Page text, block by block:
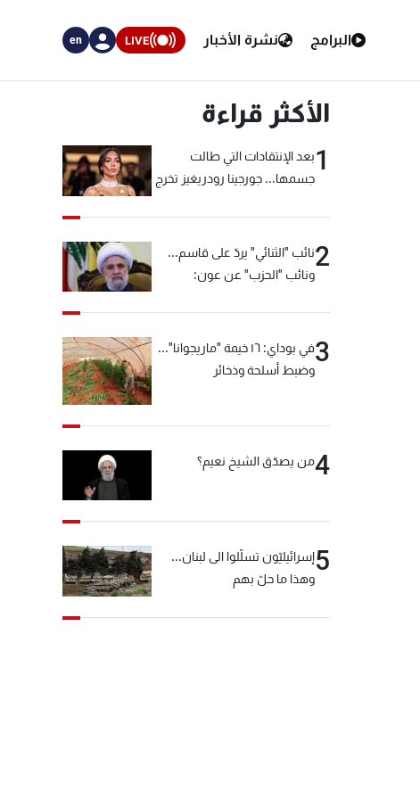
البرامج نشرة الأخبار LIVE
en
الأكثر قراءة
1بعد الإنتقادات التي طالت
جسمها... جورجينا رودريغيز تخرج
2نائب "الثنائي" يردّ على قاسم...
ونائب "الحزب" عن عون:
3
في بوداي: ١٦ خيمة "ماريجوانا"...
وضبط أسلحة وذخائر
4من يصدّق الشيخ نعيم؟
5إسرائيليّون تسلّلوا الى لبنان...
وهذا ما حلّ بهم